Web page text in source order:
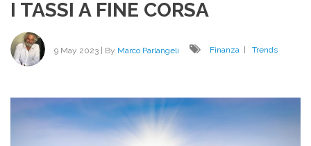
I TASSI A FINE CORSA
9 May 2023 | By Marco Parlangeli Finanza Trends